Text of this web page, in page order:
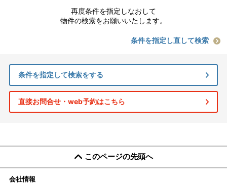
再度条件を指定しなおして
物件の検索をお願いいたします。
条件を指定し直して検索
条件を指定して検索をする
直接お問合せ・web予約はこちら
このページの先頭へ
会社情報